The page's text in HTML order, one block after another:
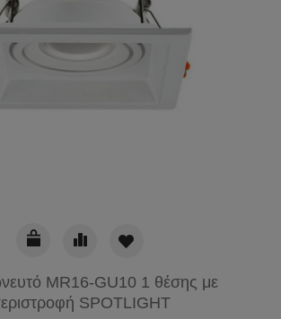
MR16-GU10 1 θέσης με
SPOTLIGHT